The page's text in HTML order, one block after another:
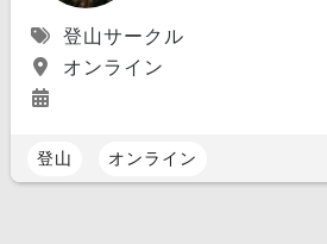
登山サークル
オンライン
登山 オンライン